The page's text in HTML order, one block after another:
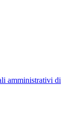
amministrativi di